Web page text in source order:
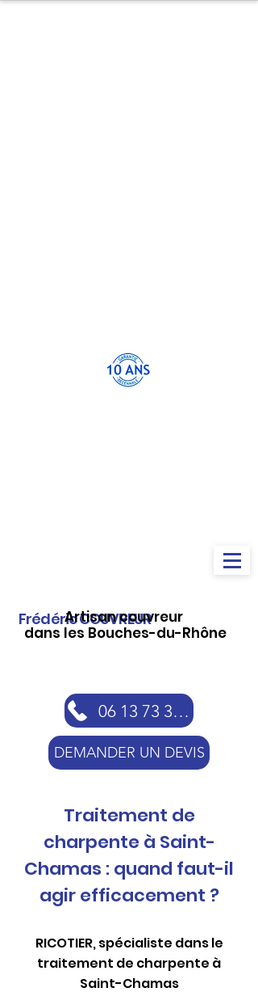
Frédéric COUVREUR
Artisan couvreur
dans les Bouches-du-Rhône
06 13 73 30 46
DEMANDER UN DEVIS
Traitement de
charpente à Saint-
Chamas : quand faut-il
agir efficacement ?
RICOTIER, spécialiste dans le
traitement de charpente à
Saint-Chamas